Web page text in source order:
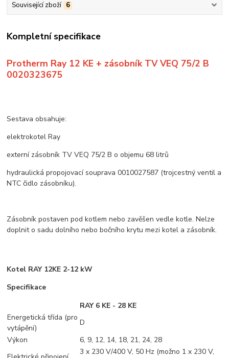
Související zboží 6
Kompletní specifikace
Protherm Ray 12 KE + zásobník TV VEQ 75/2 B
0020323675
Sestava obsahuje:
elektrokotel Ray
externí zásobník TV VEQ 75/2 B o objemu 68 litrů
hydraulická propojovací souprava 0010027587 (trojcestný ventil a
NTC čidlo zásobníku).
Zásobník postaven pod kotlem nebo zavěšen vedle kotle. Nelze
doplnit o sadu dolního nebo bočního krytu mezi kotel a zásobník.
Kotel RAY 12KE 2-12 kW
Specifikace
RAY 6 KE - 28 KE
Energetická třída (pro
vytápění)
D
Výkon
6, 9, 12, 14, 18, 21, 24, 28
3 x 230 V/400 V, 50 Hz (možno 1 x 230 V,